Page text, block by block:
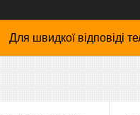
Для швидкої відповіді